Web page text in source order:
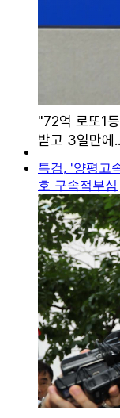
특검, '양평고
호 구속적부심